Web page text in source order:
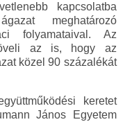
kapcsolatba
meghatározó
folyamataival. Az
az is, hogy az
közel 90 százalékát
keretet
János Egyetem